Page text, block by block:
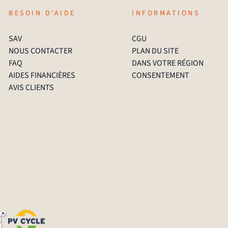
BESOIN D'AIDE
SAV
NOUS CONTACTER
FAQ
AIDES FINANCIÈRES
AVIS CLIENTS
INFORMATIONS
CGU
PLAN DU SITE
DANS VOTRE RÉGION
CONSENTEMENT